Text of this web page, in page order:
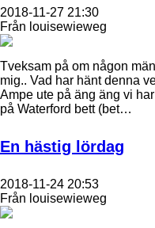
2018-11-27 21:30
Från louisewieweg
Tveksam på om någon
mig.. Vad har hänt denna
Ampe ute på äng äng vi
på Waterford bett (bet…
En hästig lördag
2018-11-24 20:53
Från louisewieweg